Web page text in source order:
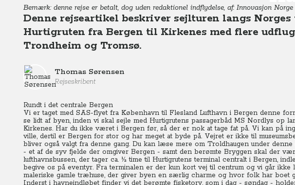
Bemærk: denne rejse er betalt, dog uden redaktionel indflydelse, af: Innovasjon Norge
Denne rejseartikel beskriver sejlturen langs Norges
Hurtigruten fra Bergen til Kirkenes med flere
Trondheim og Tromsø.
Thomas Sørensen
Rejseskribent
Rundt i det centrale Bergen
Vi er taget med SAS-flyet fra København til Flesland Lufthavn i Bergen denne
se lidt af byen, inden vi skal sejle med Hurtigrutens passagerbåd MS Nordlys op
Kirkenes. Har du ikke været i Bergen før, så der er nok at tage fat på. Vi kan på
ville, dertil er Bergen for stor og har meget at byde på. Vejret er ikke til
bliver også valgt fra denne gang. Du kan læse mere om Troldhaugen under denne
- et af de syv fjelde der omgiver Bergen - samt den berømte Bryggen skal der
lufthavnsbussen, der tager ca. ½ time til Hurtigrutens terminal centralt i Bergen,
begive os på eventyr. Fra terminalen er der kun kort vej til centrum og vi går
maleriske gamle træhuse, der giver byen en særlig charme og hvor folk har boet
Inderst i havneindløbet finder vi det berømte fisketorv, som i dag - søndag -